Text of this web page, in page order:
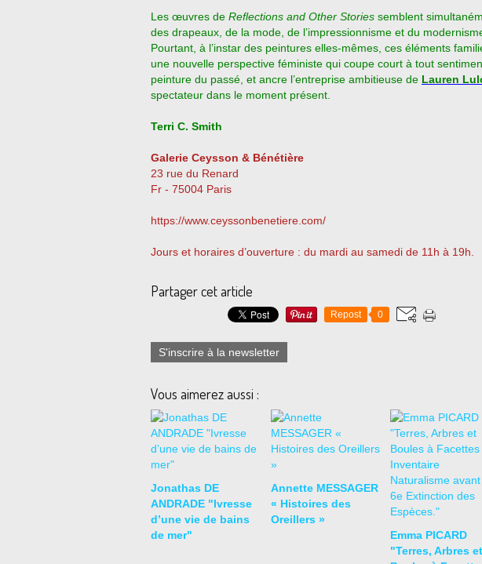
Les œuvres de Reflections and Other Stories semblent
des drapeaux, de la mode, de l’impressionnisme et du
Pourtant, à l’instar des peintures elles-mêmes, ces éléments
une nouvelle perspective féministe qui coupe court à tout
peinture du passé, et ancre l’entreprise ambitieuse de Lauren
spectateur dans le moment présent.
Terri C. Smith
Galerie Ceysson & Bénétière
23 rue du Renard
Fr - 75004 Paris
https://www.ceyssonbenetiere.com/
Jours et horaires d’ouverture : du mardi au samedi de 11h à 19h.
Partager cet article
Repost 0
S'inscrire à la newsletter
Vous aimerez aussi :
Jonathas DE
ANDRADE "Ivresse
d’une vie de bains
de mer"
Annette MESSAGER
« Histoires des
Oreillers »
Emma PICARD
"Terres, Arbres et